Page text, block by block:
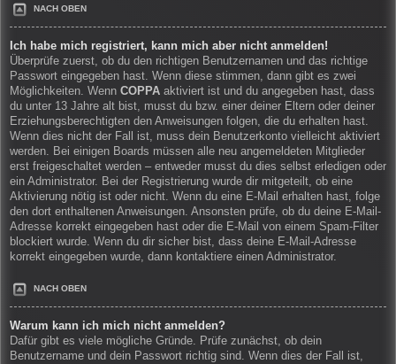
NACH OBEN
Ich habe mich registriert, kann mich aber nicht anmelden!
Überprüfe zuerst, ob du den richtigen Benutzernamen und das richtige
Passwort eingegeben hast. Wenn diese stimmen, dann gibt es zwei
Möglichkeiten. Wenn COPPA aktiviert ist und du angegeben hast, dass
du unter 13 Jahre alt bist, musst du bzw. einer deiner Eltern oder deiner
Erziehungsberechtigten den Anweisungen folgen, die du erhalten hast.
Wenn dies nicht der Fall ist, muss dein Benutzerkonto vielleicht aktiviert
werden. Bei einigen Boards müssen alle neu angemeldeten Mitglieder
erst freigeschaltet werden – entweder musst du dies selbst erledigen oder
ein Administrator. Bei der Registrierung wurde dir mitgeteilt, ob eine
Aktivierung nötig ist oder nicht. Wenn du eine E-Mail erhalten hast, folge
den dort enthaltenen Anweisungen. Ansonsten prüfe, ob du deine E-Mail-
Adresse korrekt eingegeben hast oder die E-Mail von einem Spam-Filter
blockiert wurde. Wenn du dir sicher bist, dass deine E-Mail-Adresse
korrekt eingegeben wurde, dann kontaktiere einen Administrator.
NACH OBEN
Warum kann ich mich nicht anmelden?
Dafür gibt es viele mögliche Gründe. Prüfe zunächst, ob dein
Benutzername und dein Passwort richtig sind. Wenn dies der Fall ist,